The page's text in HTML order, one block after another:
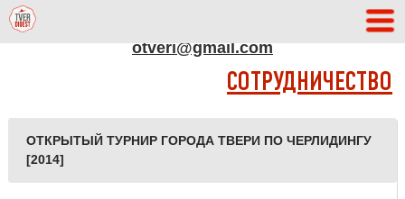
otveri@gmail.com
СОТРУДНИЧЕСТВО
ОТКРЫТЫЙ ТУРНИР ГОРОДА ТВЕРИ ПО ЧЕРЛИДИНГУ
[2014]